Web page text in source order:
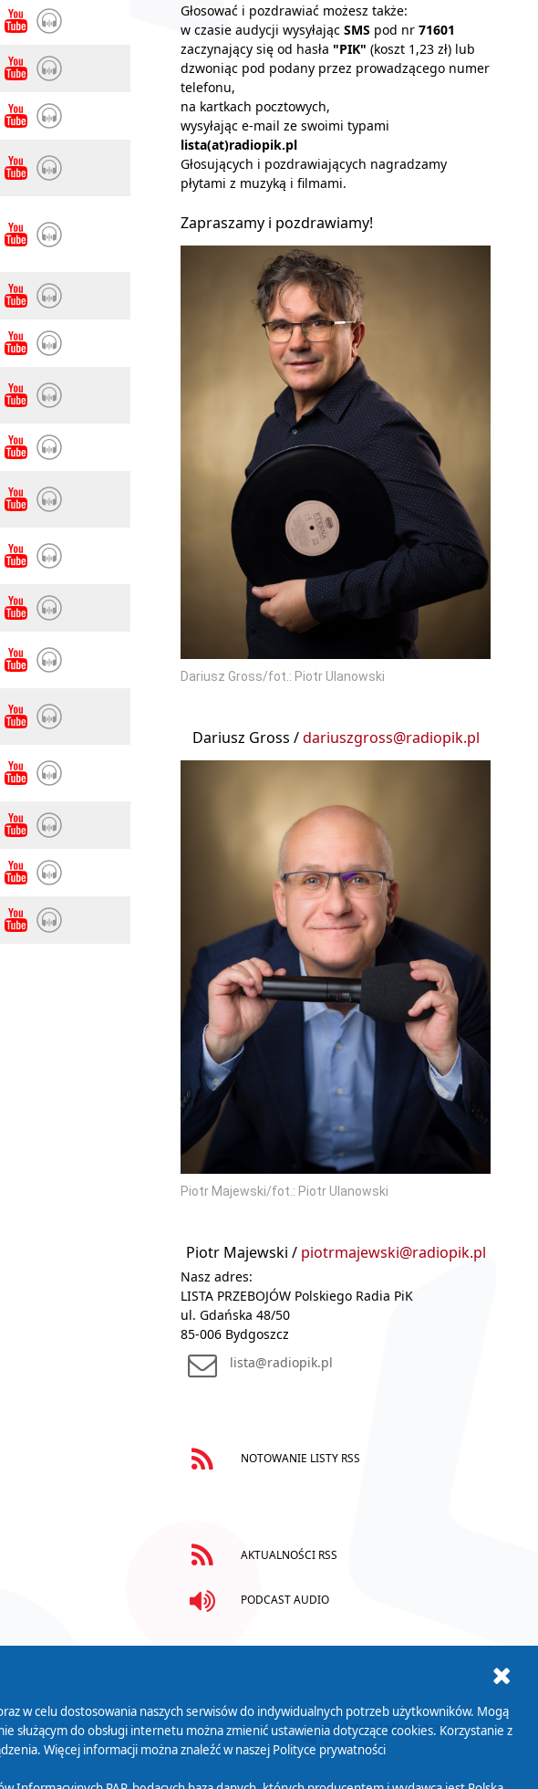
Głosować i pozdrawiać możesz także:
w czasie audycji wysyłając SMS pod nr 71601
zaczynający się od hasła "PIK" (koszt 1,23 zł) lub
dzwoniąc pod podany przez prowadzącego numer
telefonu,
na kartkach pocztowych,
wysyłając e-mail ze swoimi typami
lista(at)radiopik.pl
Głosujących i pozdrawiających nagradzamy
płytami z muzyką i filmami.
Zapraszamy i pozdrawiamy!
Dariusz Gross/fot.: Piotr Ulanowski
Dariusz Gross /dariuszgross@radiopik.pl
Piotr Majewski/fot.: Piotr Ulanowski
Piotr Majewski / piotrmajewski@radiopik.pl
Nasz adres:
LISTA PRZEBOJÓW Polskiego Radia PiK
ul. Gdańska 48/50
85-006 Bydgoszcz
lista@radiopik.pl
NOTOWANIE LISTY RSS
AKTUALNOŚCI RSS
PODCAST AUDIO
Cyfryzacja DAB+
Biuletyn Informacji
Publicznej
w celu dostosowania naszych serwisów do indywidualnych potrzeb użytkowników. Mogą
służącym do obsługi internetu można zmienić ustawienia dotyczące cookies. Korzystanie z
Więcej informacji można znaleźć w naszej Polityce prywatności